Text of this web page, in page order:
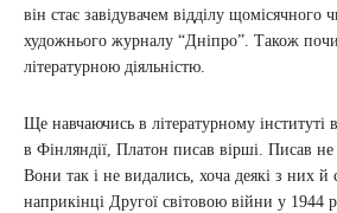
він стає завідувачем відділу щомісячного
художнього журналу “Дніпро”. Також
літературною діяльністю.
Ще навчаючись в літературному
в Фінляндії, Платон писав вірші. Писав не
Вони так і не видались, хоча деякі з них
наприкінці Другої світовою війни у 1944